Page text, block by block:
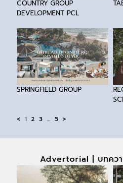
COUNTRY GROUP
DEVELOPMENT PCL
SPRINGFIELD GROUP
< 1 2 3 … 5 >
Advertorial | บทคว